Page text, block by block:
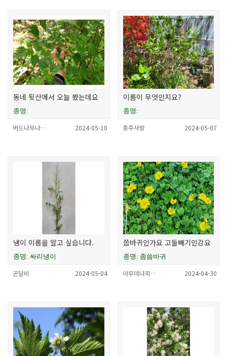
동네 뒷산에서 오늘 봤는데요
종명:
버드나무나… 2024-05-10
이름이 무엇인지요?
종명:
종주사랑 2024-05-07
냉이 이름을 알고 싶습니다.
종명: 싸리냉이
곤달비 2024-05-04
씀바귀인가요 고들빼기인강요
종명: 좀씀바귀
아무데나피… 2024-04-30